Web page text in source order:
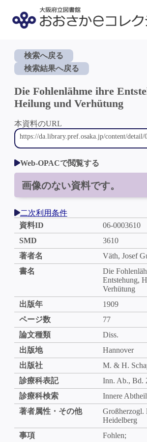
検索へ戻る
検索結果へ戻る
Die Fohlenlähme ihre
Heilung und Verhütung
本資料のURL
Web-OPACで閲覧する
画像のない資料です。
二次利用条件
資料ID
06-0003610
SMD
3610
著者名
Väth, Josef
書名
Die
Entstehung,
Verhütung
出版年
1909
ページ数
77
論文種類
Diss.
出版地
Hannover
出版社
M. & H.
診療科表記
Inn. Ab., Bd.
診療科検索
Innere
著者属性・その他
Großherzogl.
Heidelberg
事項
Fohlen;